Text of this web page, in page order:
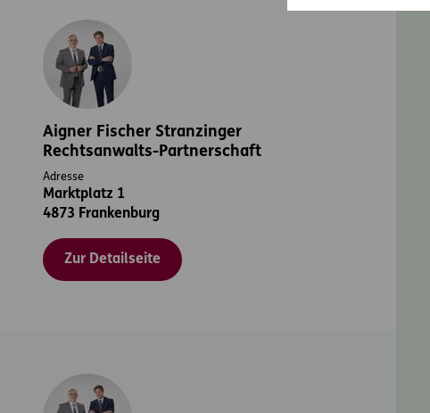
Aigner Fischer Stranzinger
Rechtsanwalts-Partnerschaft
Adresse
Marktplatz 1
4873 Frankenburg
Zur Detailseite